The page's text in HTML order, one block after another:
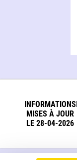
INFORMATIONS
MISES À JOUR
LE 28-04-2026